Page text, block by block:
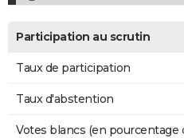
Bricolage
Lifestyle
Culture
Sport
Auto
Television
Voyage
Cinema
Participation au scrutin
Taux de participation
Taux d'abstention
Votes blancs (en pourcentage